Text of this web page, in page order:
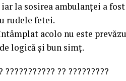
la sosirea ambulanței a
rudele fetei.
acolo nu este
logică și bun simț.
??????????? ?? ?????????